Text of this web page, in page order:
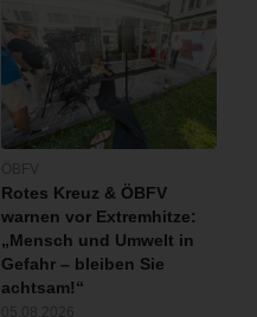
Rotes Kreuz & ÖBFV
warnen vor Extremhitze:
„Mensch und Umwelt in
Gefahr – bleiben Sie
achtsam!“